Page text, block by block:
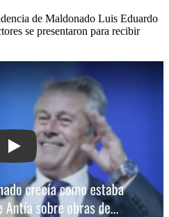
de Maldonado Luis Eduardo
se presentaron para recibir
Play: “No nos creían que Maldonado